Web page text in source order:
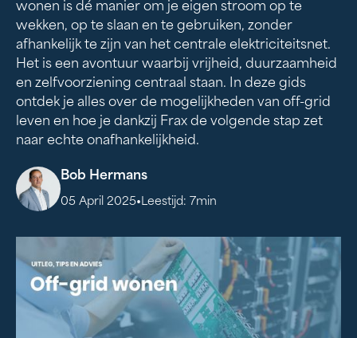
wonen is dé manier om je eigen stroom op te
wekken, op te slaan en te gebruiken, zonder
afhankelijk te zijn van het centrale elektriciteitsnet.
Het is een avontuur waarbij vrijheid, duurzaamheid
en zelfvoorziening centraal staan. In deze gids
ontdek je alles over de mogelijkheden van off-grid
leven en hoe je dankzij Frax de volgende stap zet
naar echte onafhankelijkheid.
Bob Hermans
05 April 2025• Leestijd: 7min